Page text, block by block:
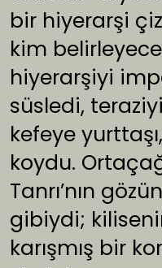
bir hiyerarşi
kim
hiyerarşiyi
süsledi,
kefeye
koydu.
Tanrı’nın
gibiydi;
karışmış bir